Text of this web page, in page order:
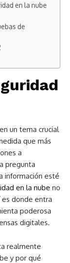
en la nube
de
un tema crucial
que más
a
pregunta
información esté
en la nube no
es donde entra
poderosa
digitales.
realmente
y por qué